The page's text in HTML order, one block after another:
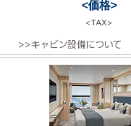
<価格>
<TAX>
>>キャビン設備について